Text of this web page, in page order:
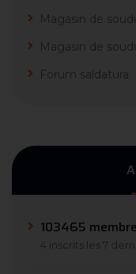
Magasin de
Magasin de
Forum saldatura
103465
4 inscrits les 7